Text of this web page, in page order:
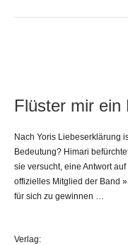
Flüster mir ein
Nach Yoris Liebeserklärung
Bedeutung? Himari
sie versucht, eine Antwort
offizielles Mitglied der Band
für sich zu gewinnen …
Verlag: